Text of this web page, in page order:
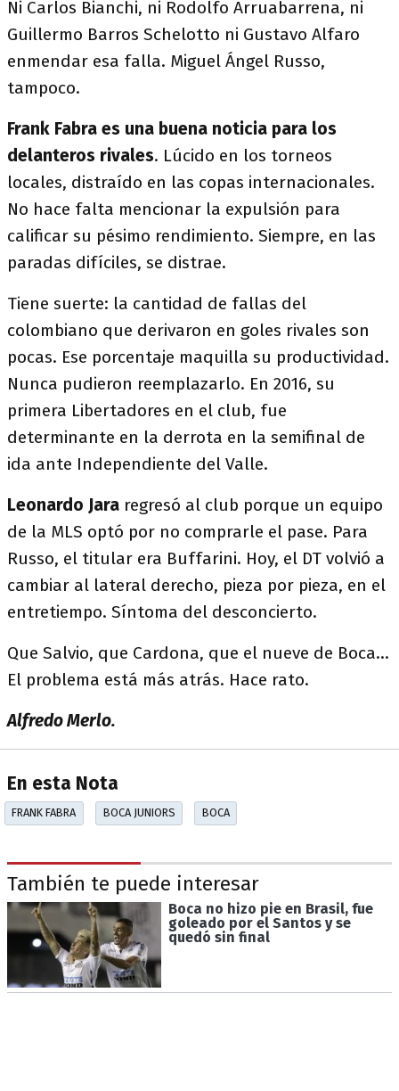
Ni Carlos Bianchi, ni Rodolfo Arruabarrena, ni
Guillermo Barros Schelotto ni Gustavo Alfaro
enmendar esa falla. Miguel Ángel Russo,
tampoco.
Frank Fabra es una buena noticia para los
delanteros rivales. Lúcido en los torneos
locales, distraído en las copas internacionales.
No hace falta mencionar la expulsión para
calificar su pésimo rendimiento. Siempre, en las
paradas difíciles, se distrae.
Tiene suerte: la cantidad de fallas del
colombiano que derivaron en goles rivales son
pocas. Ese porcentaje maquilla su productividad.
Nunca pudieron reemplazarlo. En 2016, su
primera Libertadores en el club, fue
determinante en la derrota en la semifinal de
ida ante Independiente del Valle.
Leonardo Jara regresó al club porque un equipo
de la MLS optó por no comprarle el pase. Para
Russo, el titular era Buffarini. Hoy, el DT volvió a
cambiar al lateral derecho, pieza por pieza, en el
entretiempo. Síntoma del desconcierto.
Que Salvio, que Cardona, que el nueve de Boca...
El problema está más atrás. Hace rato.
Alfredo Merlo.
En esta Nota
FRANK FABRA BOCA JUNIORS BOCA
También te puede interesar
Boca no hizo pie en Brasil, fue
goleado por el Santos y se
quedó sin final